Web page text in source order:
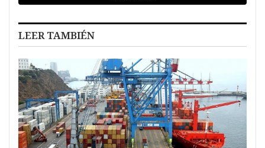
LEER TAMBIÉN